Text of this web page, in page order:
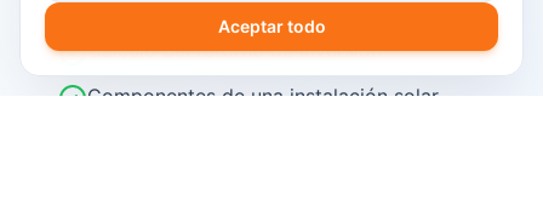
2026
Cálculo del retorno de inversión
Componentes de una instalación solar
Aceptar todo